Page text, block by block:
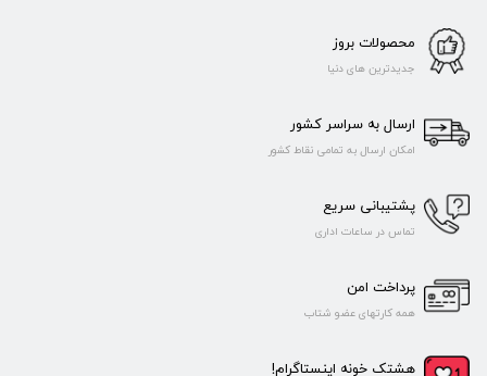
محصولات بروز
جدیدترین های دنیا
ارسال به سراسر کشور
امکان ارسال به تمامی نقاط کشور
پشتیبانی سریع
تماس در ساعات اداری
پرداخت امن
همه کارتهای عضو شتاب
هشتک خونه اینستاگرام!